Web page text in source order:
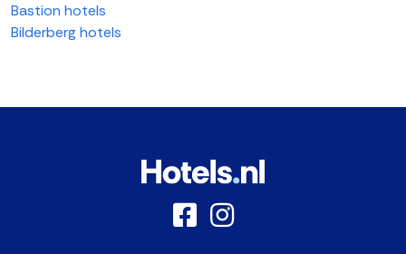
Bastion hotels
Bilderberg hotels